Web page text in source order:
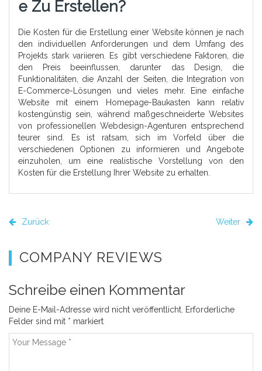
E Zu Erstellen?
Die Kosten für die Erstellung einer Website können je nach
den individuellen Anforderungen und dem Umfang des
Projekts stark variieren. Es gibt verschiedene Faktoren, die
den Preis beeinflussen, darunter das Design, die
Funktionalitäten, die Anzahl der Seiten, die Integration von
E-Commerce-Lösungen und vieles mehr. Eine einfache
Website mit einem Homepage-Baukasten kann relativ
kostengünstig sein, während maßgeschneiderte Websites
von professionellen Webdesign-Agenturen entsprechend
teurer sind. Es ist ratsam, sich im Vorfeld über die
verschiedenen Optionen zu informieren und Angebote
einzuholen, um eine realistische Vorstellung von den
Kosten für die Erstellung Ihrer Website zu erhalten.
Zurück Weiter
COMPANY REVIEWS
Schreibe einen Kommentar
Deine E-Mail-Adresse wird nicht veröffentlicht. Erforderliche
Felder sind mit * markiert